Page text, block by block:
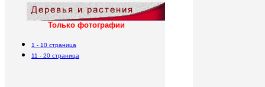
Только фотографии
1 - 10 страница
11 - 20 страница